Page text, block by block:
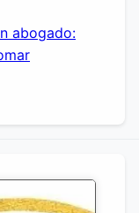
abogado: